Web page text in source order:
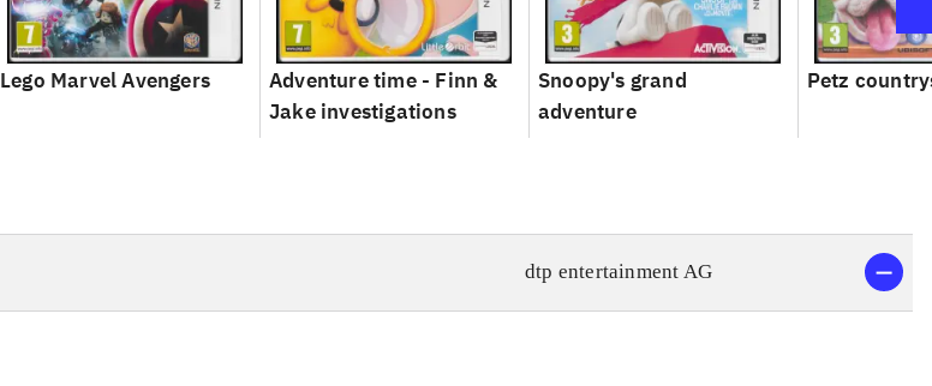
Lego Marvel Avengers
Adventure time - Finn &
Jake investigations
Snoopy's grand
adventure
Petz
dtp entertainment AG